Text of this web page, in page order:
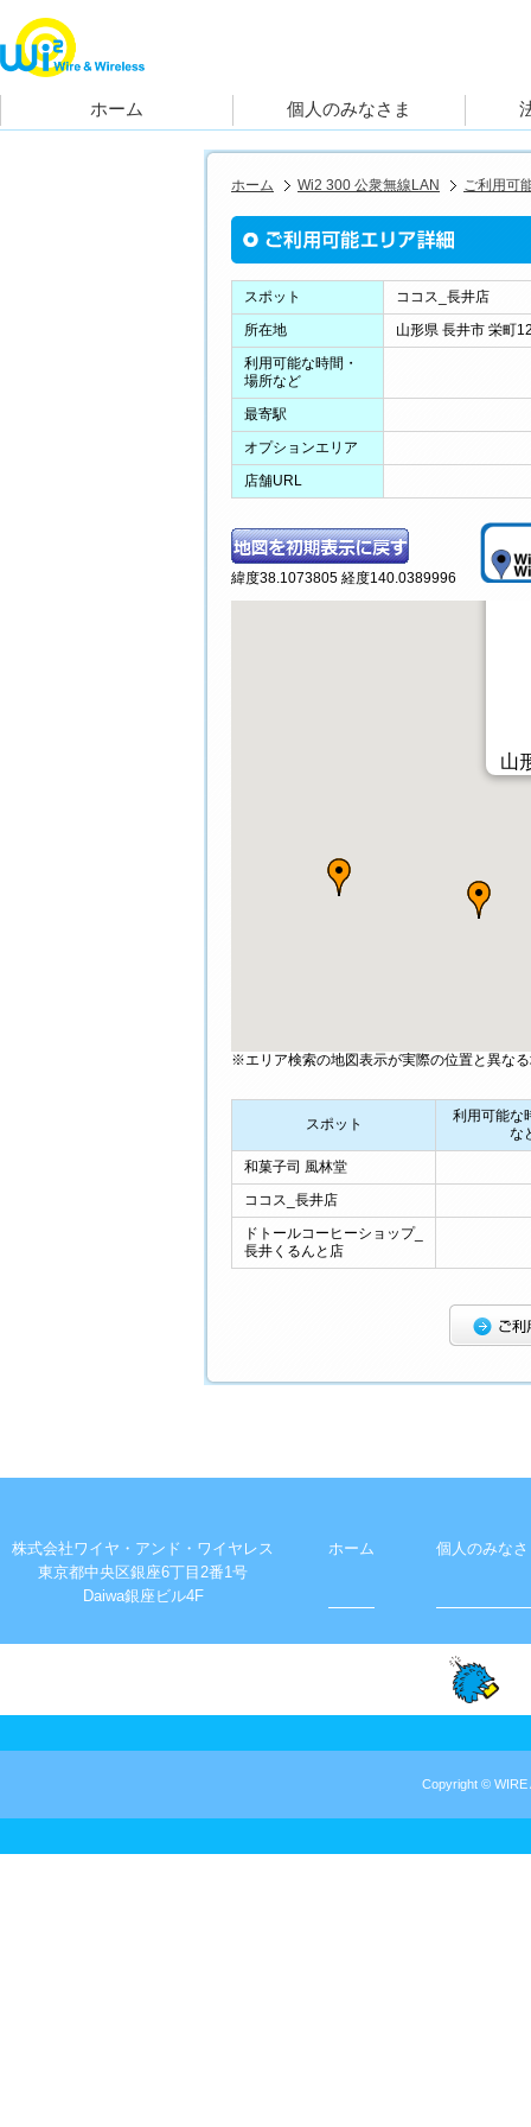
ホーム Wi2 300 公衆無線LAN ご利用可
スポット
ココス_長井店
所在地
山形県 長井市 栄町
利用可能な時間・
場所など
最寄駅
オプションエリア
店舗URL
緯度38.1073805 経度140.0389996
山
※エリア検索の地図表示が実際の位置と異な
スポット
利用可能な
な
和菓子司 風林堂
ココス_長井店
ドトールコーヒーショップ_
長井くるんと店